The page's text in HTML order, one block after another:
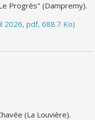
Progrès" (Dampremy).
2026, pdf, 688.7 Ko)
(La Louvière).